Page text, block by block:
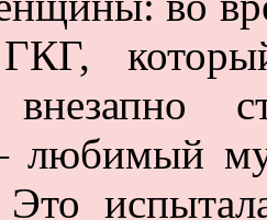
любимый
Это